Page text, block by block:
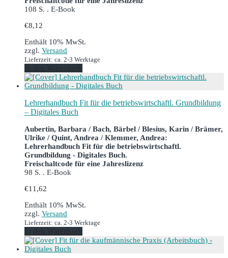
108 S. . E-Book
€8,12
Enthält 10% MwSt.
zzgl. Versand
Lieferzeit: ca. 2-3 Werktage
In den Warenkorb
Lehrerhandbuch Fit für die betriebswirtschaftl. Grundbildung
– Digitales Buch
Aubertin, Barbara / Bach, Bärbel / Blesius, Karin / Brämer,
Ulrike / Quint, Andrea / Klemmer, Andrea:
Lehrerhandbuch Fit für die betriebswirtschaftl.
Grundbildung - Digitales Buch.
Freischaltcode für eine Jahreslizenz
98 S. . E-Book
€11,62
Enthält 10% MwSt.
zzgl. Versand
Lieferzeit: ca. 2-3 Werktage
In den Warenkorb